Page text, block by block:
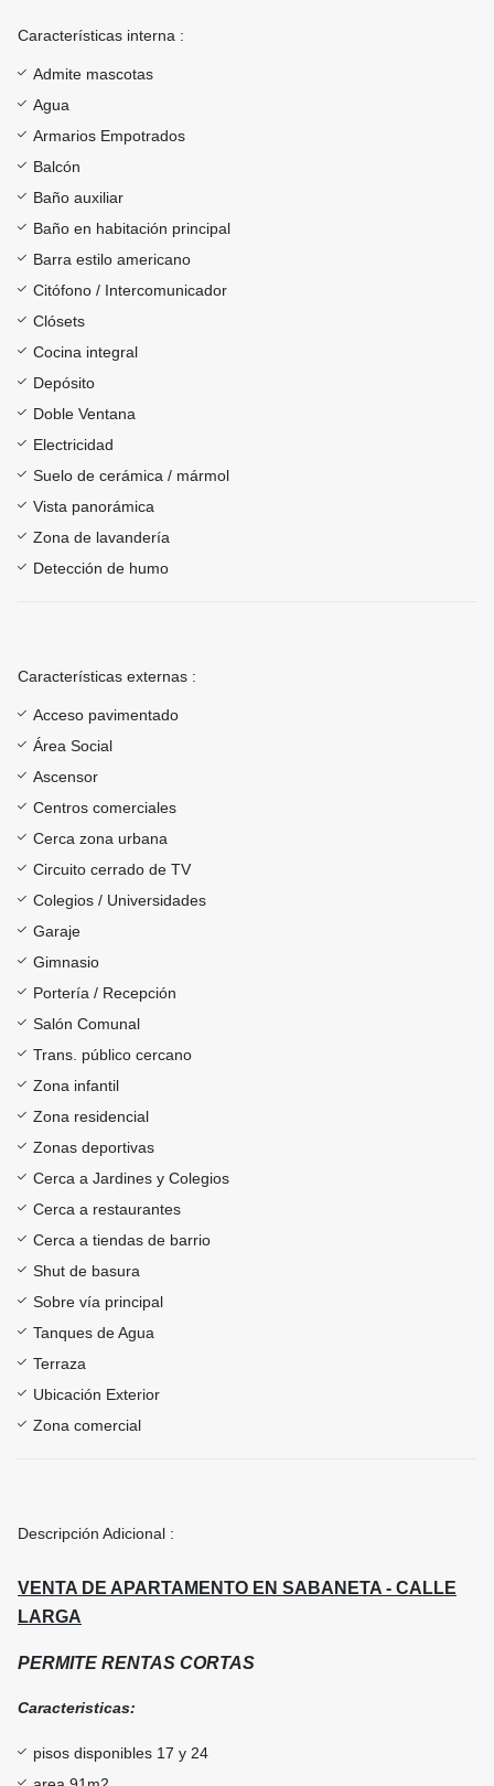
Características interna :
Admite mascotas
Agua
Armarios Empotrados
Balcón
Baño auxiliar
Baño en habitación principal
Barra estilo americano
Citófono / Intercomunicador
Clósets
Cocina integral
Depósito
Doble Ventana
Electricidad
Suelo de cerámica / mármol
Vista panorámica
Zona de lavandería
Detección de humo
Características externas :
Acceso pavimentado
Área Social
Ascensor
Centros comerciales
Cerca zona urbana
Circuito cerrado de TV
Colegios / Universidades
Garaje
Gimnasio
Portería / Recepción
Salón Comunal
Trans. público cercano
Zona infantil
Zona residencial
Zonas deportivas
Cerca a Jardines y Colegios
Cerca a restaurantes
Cerca a tiendas de barrio
Shut de basura
Sobre vía principal
Tanques de Agua
Terraza
Ubicación Exterior
Zona comercial
Descripción Adicional :
VENTA DE APARTAMENTO EN SABANETA - CALLE
LARGA
PERMITE RENTAS CORTAS
Caracteristicas:
pisos disponibles 17 y 24